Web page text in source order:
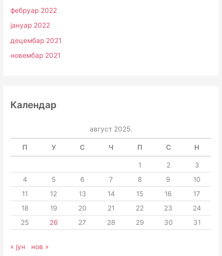
фебруар 2022
јануар 2022
децембар 2021
новембар 2021
Календар
август 2025.
П У С Ч П С Н
1 2
3
4
5 6 7 8 9
10
11
12 13 14 15 16
17
18
19 20 21 22 23
24
25
26 27 28 29 30 31
« јун нов »